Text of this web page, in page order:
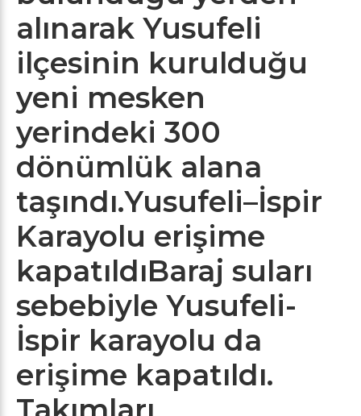
alınarak Yusufeli
ilçesinin kurulduğu
yeni mesken
yerindeki 300
dönümlük alana
taşındı.Yusufeli–İspir
Karayolu erişime
kapatıldıBaraj suları
sebebiyle Yusufeli-
İspir karayolu da
erişime kapatıldı.